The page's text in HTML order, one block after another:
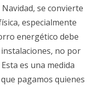
se convierte
especialmente
energético debe
no por
es una medida
pagamos quienes